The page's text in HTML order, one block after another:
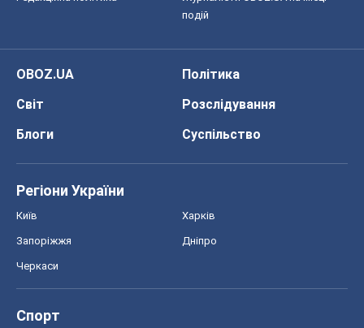
подій
OBOZ.UA
Політика
Світ
Розслідування
Блоги
Суспільство
Регіони України
Київ Харків
Запоріжжя Дніпро
Черкаси
Спорт